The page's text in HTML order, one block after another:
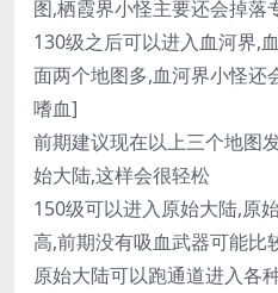
图,栖霞界小怪主要还会掉落
130级之后可以进入血河界,
面两个地图多,血河界小怪还
嗜血]
前期建议现在以上三个地图
始大陆,这样会很轻松
150级可以进入原始大陆,原
高,前期没有吸血武器可能比
原始大陆可以跑通道进入各